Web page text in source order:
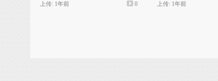
上传: 1年前 0 上传: 1年前